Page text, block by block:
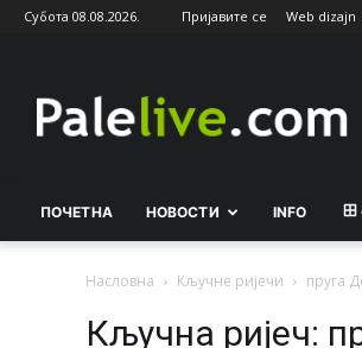
Субота 08.08.2026. Пријавите се Web dizajn
ПОЧЕТНА НОВОСТИ INFO
Насловна Кључне ријечи пруга
Кључна ријеч: